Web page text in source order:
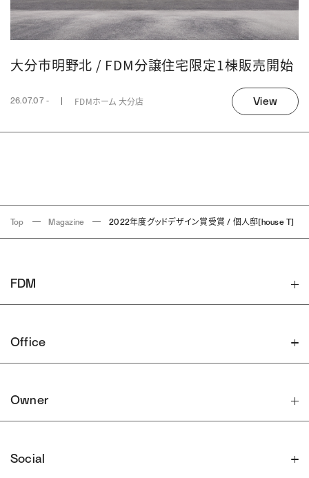
大分市明野北 / FDM分譲住宅限定1棟販売開始
26.07.07 - FDMホーム 大分店 View
Top Magazine 2022年度グッドデザイン賞受賞 / 個人邸[house T]
FDM
Office
Owner
Social